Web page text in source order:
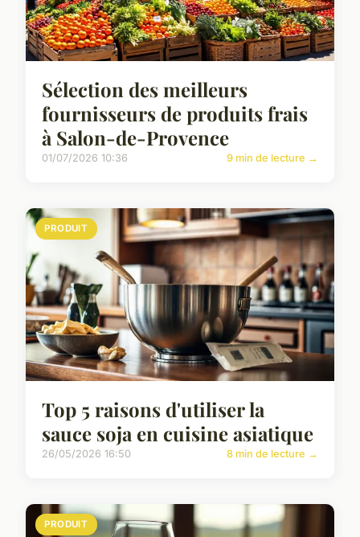
Sélection des meilleurs
fournisseurs de produits frais
à Salon-de-Provence
01/07/2026 10:36 9 min de lecture →
PRODUIT
Top 5 raisons d'utiliser la
sauce soja en cuisine asiatique
26/05/2026 16:50 8 min de lecture →
PRODUIT